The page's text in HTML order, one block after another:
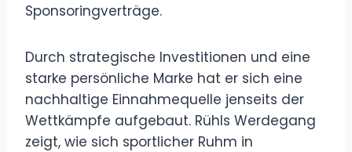
Sponsoringverträge.
Durch strategische Investitionen und eine
starke persönliche Marke hat er sich eine
nachhaltige Einnahmequelle jenseits der
Wettkämpfe aufgebaut. Rühls Werdegang
zeigt, wie sich sportlicher Ruhm in